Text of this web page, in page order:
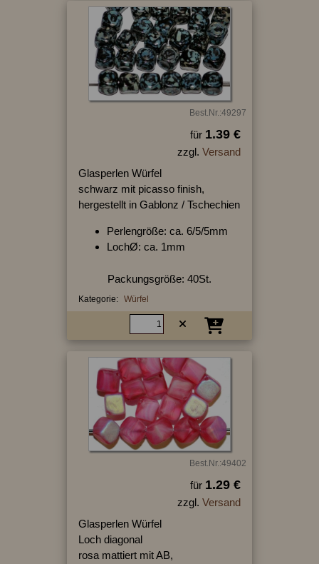
Best.Nr.:49297
für 1.39 €
zzgl. Versand
Glasperlen Würfel
schwarz mit picasso finish,
hergestellt in Gablonz / Tschechien
Perlengröße: ca. 6/5/5mm
LochØ: ca. 1mm
Packungsgröße: 40St.
Kategorie: Würfel
Best.Nr.:49402
für 1.29 €
zzgl. Versand
Glasperlen Würfel
Loch diagonal
rosa mattiert mit AB,